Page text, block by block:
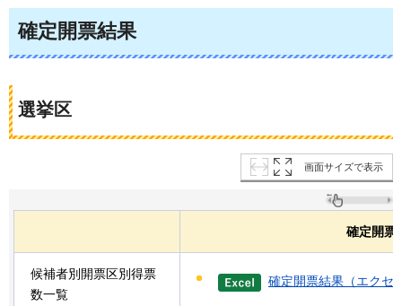
確定開票結果
選挙区
画面サイズで表示
確定開票
候補者別開票区別得票
数一覧
確定開票結果（エクセ